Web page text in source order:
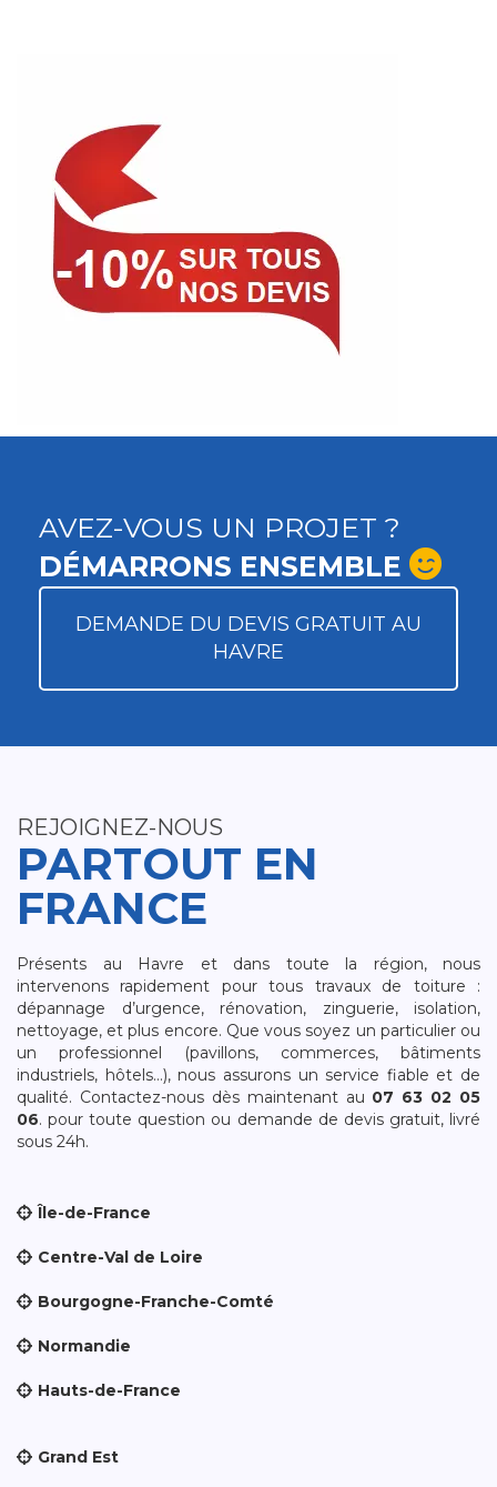
AVEZ-VOUS UN PROJET ?
DÉMARRONS ENSEMBLE
DEMANDE DU DEVIS GRATUIT AU
HAVRE
REJOIGNEZ-NOUS
PARTOUT EN
FRANCE
Présents au Havre et dans toute la région, nous
intervenons rapidement pour tous travaux de toiture :
dépannage d’urgence, rénovation, zinguerie, isolation,
nettoyage, et plus encore. Que vous soyez un particulier ou
un professionnel (pavillons, commerces, bâtiments
industriels, hôtels…), nous assurons un service fiable et de
qualité. Contactez-nous dès maintenant au 07 63 02 05
06. pour toute question ou demande de devis gratuit, livré
sous 24h.
Île-de-France
Centre-Val de Loire
Bourgogne-Franche-Comté
Normandie
Hauts-de-France
Grand Est